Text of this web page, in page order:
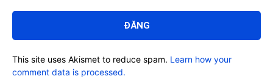
luận:
This site uses Akismet to reduce spam. Learn how your
comment data is processed.